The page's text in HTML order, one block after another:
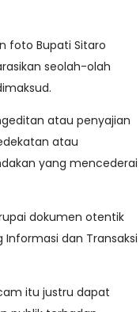
foto Bupati Sitaro
seolah-olah
atau penyajian
atau
yang mencederai
dokumen otentik
dan Transaksi
itu justru dapat